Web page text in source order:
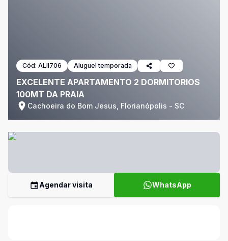
Cód: ALII706 Aluguel temporada
EXCELENTE APARTAMENTO 2 DORMITORIOS
100MT DA PRAIA
Cachoeira do Bom Jesus, Florianópolis - SC
Agendar visita WhatsApp